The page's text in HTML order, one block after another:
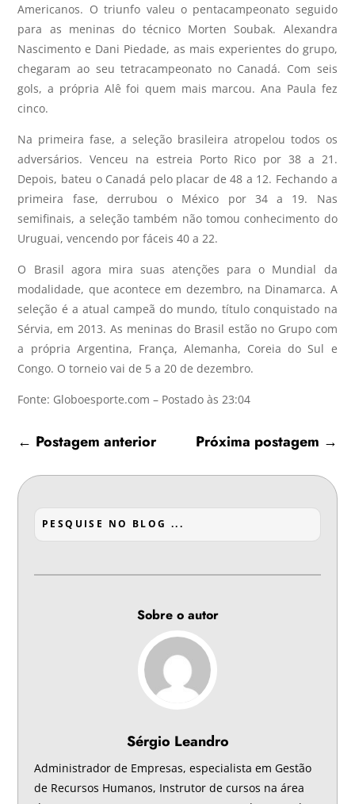
Americanos. O triunfo valeu o pentacampeonato seguido
para as meninas do técnico Morten Soubak. Alexandra
Nascimento e Dani Piedade, as mais experientes do grupo,
chegaram ao seu tetracampeonato no Canadá. Com seis
gols, a própria Alê foi quem mais marcou. Ana Paula fez
cinco.
Na primeira fase, a seleção brasileira atropelou todos os
adversários. Venceu na estreia Porto Rico por 38 a 21.
Depois, bateu o Canadá pelo placar de 48 a 12. Fechando a
primeira fase, derrubou o México por 34 a 19. Nas
semifinais, a seleção também não tomou conhecimento do
Uruguai, vencendo por fáceis 40 a 22.
O Brasil agora mira suas atenções para o Mundial da
modalidade, que acontece em dezembro, na Dinamarca. A
seleção é a atual campeã do mundo, título conquistado na
Sérvia, em 2013. As meninas do Brasil estão no Grupo com
a própria Argentina, França, Alemanha, Coreia do Sul e
Congo. O torneio vai de 5 a 20 de dezembro.
Fonte: Globoesporte.com – Postado às 23:04
← Postagem anterior Próxima postagem →
Sobre o autor
Sérgio Leandro
Administrador de Empresas, especialista em Gestão
de Recursos Humanos, Instrutor de cursos na área